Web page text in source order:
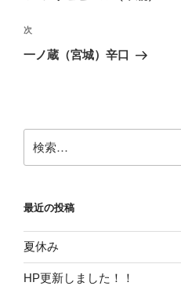
ナ
ビ
ゲ
ン
稿
次
次
一ノ蔵（宮城）辛口
索:
最近の投稿
夏休み
HP更新しました！！